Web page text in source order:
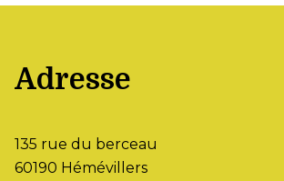
Adresse
135 rue du berceau
60190 Hémévillers